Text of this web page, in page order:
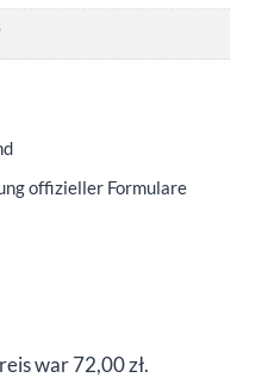
offizieller Formulare
war72,00zł.